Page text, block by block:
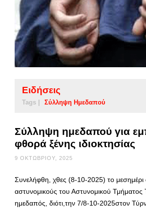
Ειδήσεις
Tags | Σύλληψη Ημεδαπού
Σύλληψη ημεδαπού για
φθορά ξένης ιδιοκτησίας
9 ΟΚΤΩΒΡΊΟΥ, 2025
Συνελήφθη, χθες (8-10-2025) το
αστυνομικούς του Αστυνομικού Τμήματος
ημεδαπός, διότι,την 7/8-10-2025στον